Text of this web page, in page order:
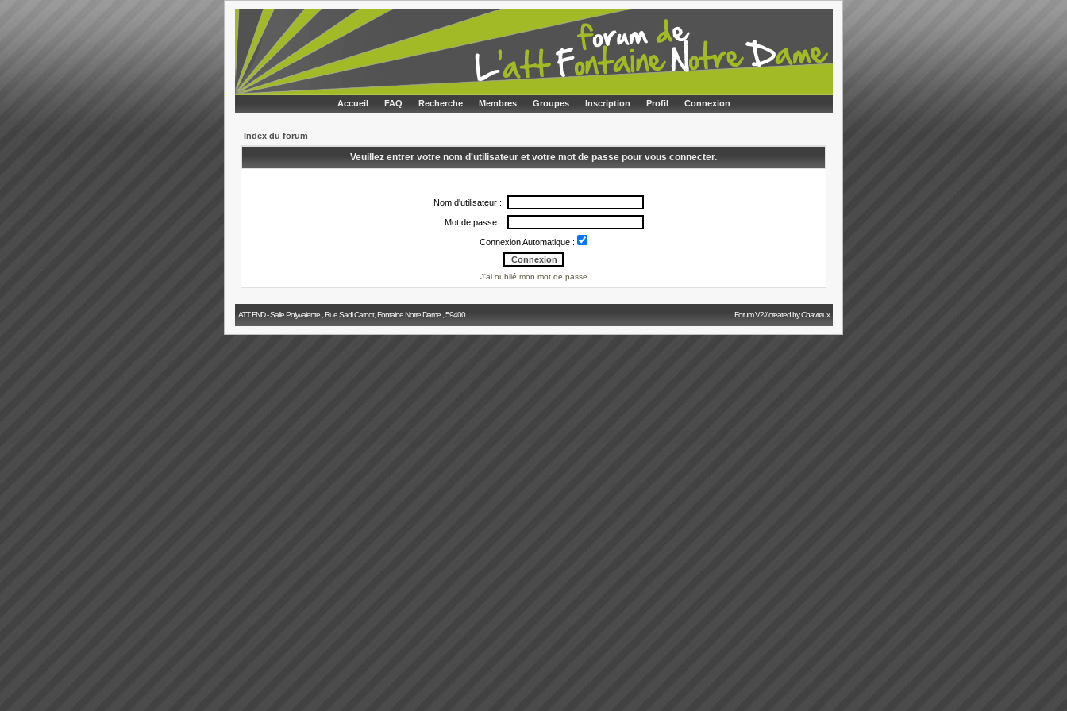
Accueil FAQ Recherche Membres Groupes Inscription Profil Connexion
Index du forum
Veuillez entrer votre nom d'utilisateur et votre mot de passe pour vous connecter.
Nom d'utilisateur :
Mot de passe :
Connexion Automatique :
J'ai oublié mon mot de passe
ATT FND - Salle Polyvalente , Rue Sadi Carnot, Fontaine Notre Dame , 59400 Forum V2// created by Chavrøux